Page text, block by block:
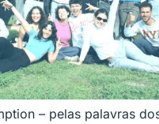
– pelas palavras